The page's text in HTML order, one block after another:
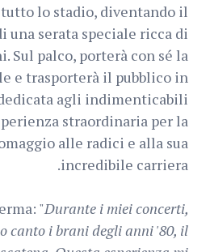
lo stadio, diventando il
una serata speciale ricca di
Sul palco, porterà con sé la
e trasporterà il pubblico in
agli indimenticabili
straordinaria per la
alle radici e alla sua
incredibile carriera.
"Durante i miei concerti,
canto i brani degli anni '80, il